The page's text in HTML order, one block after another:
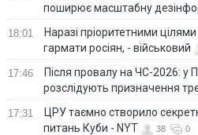
поширює масштабну
18:01
Наразі пріоритетними
гармати росіян, - військовий
17:46
Після провалу на ЧС-2026: у
розслідують призначення
17:31
ЦРУ таємно створило
питань Куби - NYT
38 0